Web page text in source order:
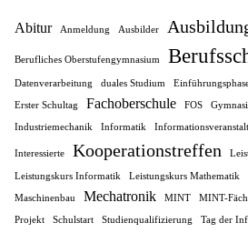
Abitur Anmeldung Ausbilder
Berufliches Oberstufengymnasium
Datenverarbeitung duales Studium
Erster Schultag Fachoberschule FOS
Industriemechanik Informatik
Interessierte Kooperationstreffen
Leistungskurs Informatik Leistungskurs Mathematik
Maschinenbau Mechatronik MINT MINT-
Projekt Schulstart Studienqualifizierung Tag der